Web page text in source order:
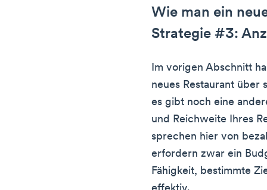
Wie man ein
Strategie #3:
Im vorigen Abschnitt
neues Restaurant über
es gibt noch eine
und Reichweite Ihres
sprechen hier von
erfordern zwar ein
Fähigkeit, bestimmte